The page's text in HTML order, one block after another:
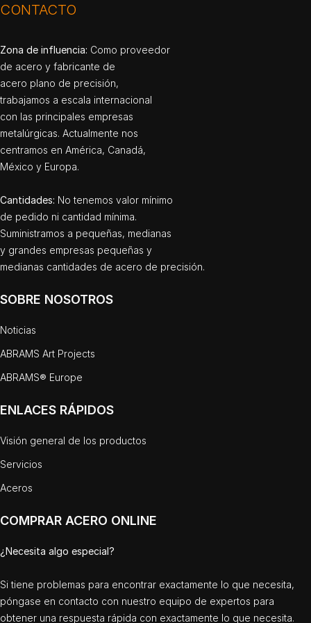
850 – 880 °C (1562 – 1616 °F) y se enfrían en
Alivio de tensiones del 420 LC
Se calientan las piezas de manera uniforme a
480 °C (896 °F) y se mantienen a esta
temperatura durante 2 horas, después, el 420
LC se enfría en el horno o en arena.
Temple del 420 LC
Si es necesario templar más o volver a templar
el acero para moldes 420 LC, el acero debe
estar recocido blando antes de templarse. Se
calientan las piezas de manera uniforme a una
temperatura de 1050 °C (1922 °F) y se
descarburización y la oxidación, el material se
Enfriamiento del 420 LC
tener cuidado de que la velocidad de
enfriamiento no sea tan rápida como para
distorsionar o agrietar el material. Tan pronto
como el material se haya enfriado a 50 – 70
• Aceite
Revenido del 420 LC
Las piezas de 420 LC se revienen dos veces
después de haber sido templadas.
Tratamiento superficial del 420 LC
CONTACTO
Zona de influencia: Como proveedor
de acero y fabricante de
acero plano de precisión,
trabajamos a escala internacional
con las principales empresas
metalúrgicas. Actualmente nos
centramos en América, Canadá,
México y Europa.
Cantidades: No tenemos valor mínimo
de pedido ni cantidad mínima.
Suministramos a pequeñas, medianas
y grandes empresas pequeñas y
medianas cantidades de acero de precisión.
SOBRE NOSOTROS
Noticias
ABRAMS Art Projects
ABRAMS® Europe
ENLACES RÁPIDOS
Visión general de los productos
Servicios
Aceros
COMPRAR ACERO ONLINE
¿Necesita algo especial?
Si tiene problemas para encontrar exactamente lo que necesita,
póngase en contacto con nuestro equipo de expertos para
obtener una respuesta rápida con exactamente lo que necesita.